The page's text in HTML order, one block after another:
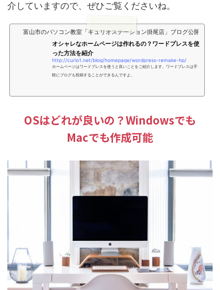
介していますので、ぜひご覧くださいね。
富山市のパソコン教室「キュリオステーション掛尾店」ブログ公開中
オシャレなホームページは作れるの？ワードプレスを使
った方法を紹介
http://curio1.net/blog/homepage/wordpress-remake-hp/
ホームページはワードプレスを使うと良いことをご紹介します。ワードプレスは手
軽にブログも投稿することができるんですよ。
OSはどれが良いの？Windowsでも
Macでも作成可能